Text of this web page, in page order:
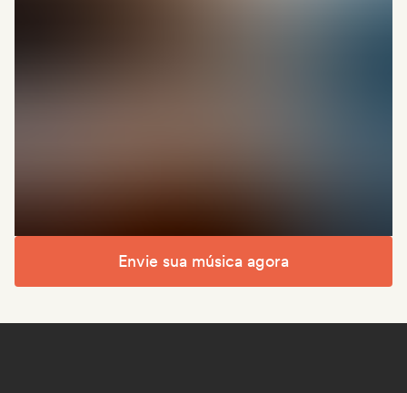
Envie sua música agora